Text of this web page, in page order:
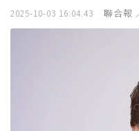
2025-10-03 16:04:43 聯合報